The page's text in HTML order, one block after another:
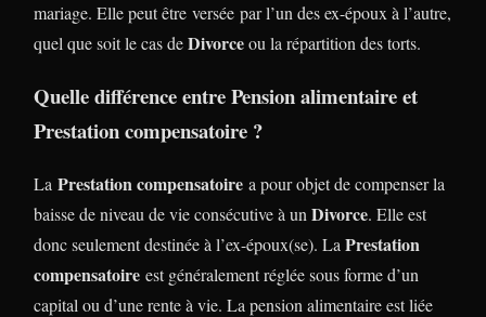
mariage. Elle peut être versée par l’un des ex-époux à l’autre,
quel que soit le cas deDivorceou la répartition des torts.
Quelle différence entre Pension alimentaire et
Prestation compensatoire ?
La Prestation compensatoire a pour objet de compenser la
baisse de niveau de vie consécutive à un Divorce. Elle est
donc seulement destinée à l’ex-époux(se). La Prestation
compensatoire est généralement réglée sous forme d’un
capital ou d’une rente à vie. La pension alimentaire est liée